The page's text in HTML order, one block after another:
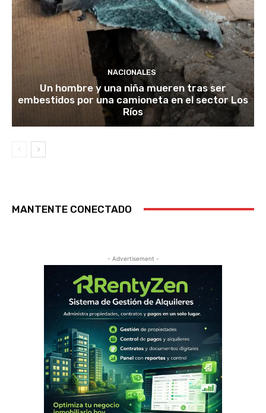
NACIONALES
Un hombre y una niña mueren tras ser
embestidos por una camioneta en el sector Los
Ríos
MANTENTE CONECTADO
- Advertisement -